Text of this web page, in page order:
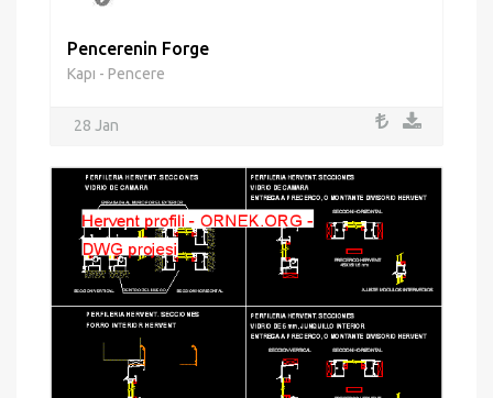
Pencerenin Forge
Kapı - Pencere
28 Jan